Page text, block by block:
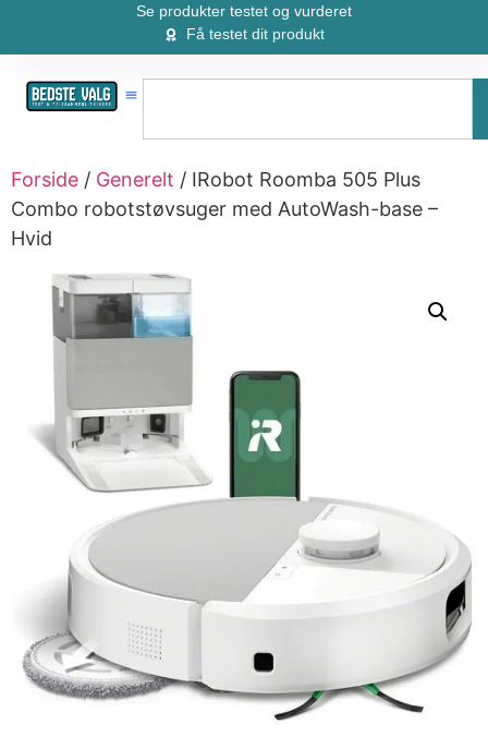
Se produkter testet og vurderet
Få testet dit produkt
Forside / Generelt / IRobot Roomba 505 Plus
Combo robotstøvsuger med AutoWash-base –
Hvid